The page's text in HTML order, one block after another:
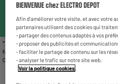
Entrez votre code
* Liste des magasins proposant le gros
Nîmes, Vitrolles, Fleury Mérogis, Villetaneuse,
Charleville-Mézières et Rivesaltes.
BIENVENUE chez ELECTRO DEPOT
Afin d'améliorer votre visite, et avec votre
partenaires utilisent des cookies qui
- partager des contenus adaptés à vos
- proposer des publicités et
- faciliter le partage de contenu sur les
- analyser le trafic sur notre site web.
Voir la politique cookies